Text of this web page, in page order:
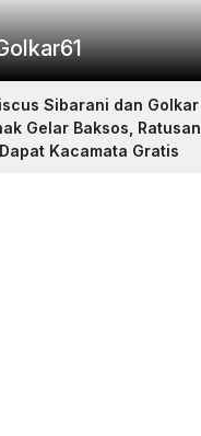
Sibarani dan Golkar
Gelar Baksos, Ratusan
Kacamata Gratis